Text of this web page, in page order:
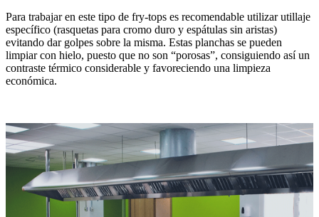
Para trabajar en este tipo de fry-tops es recomendable utilizar utillaje
específico (rasquetas para cromo duro y espátulas sin aristas)
evitando dar golpes sobre la misma. Estas planchas se pueden
limpiar con hielo, puesto que no son “porosas”, consiguiendo así un
contraste térmico considerable y favoreciendo una limpieza
económica.